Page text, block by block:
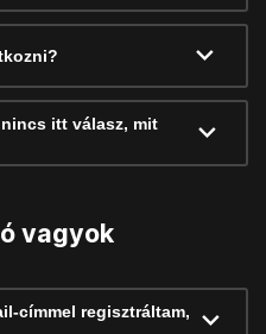
itt válasz, mit
vagyok
címmel regisztráltam,